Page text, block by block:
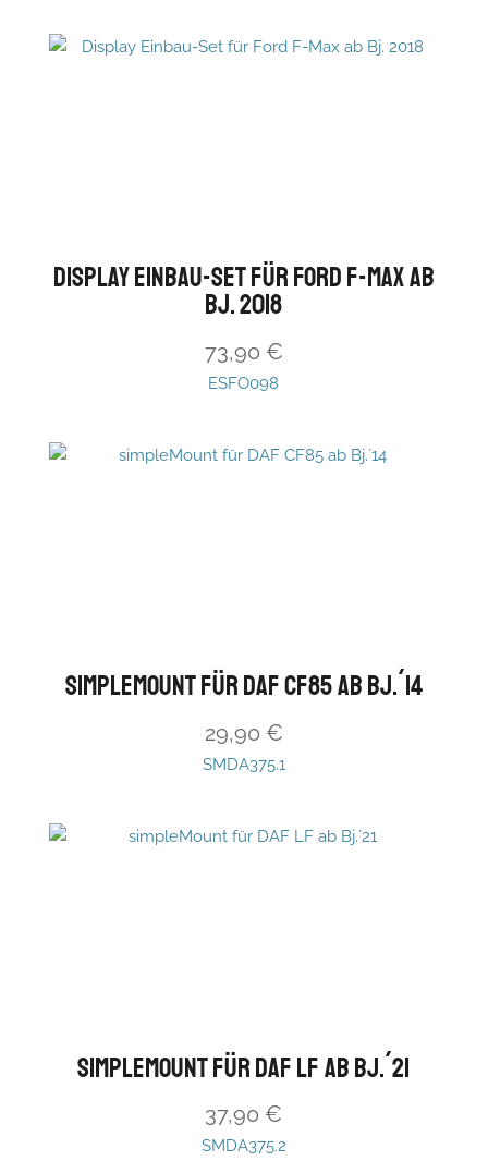
Display Einbau-Set für Ford F-Max ab
Bj. 2018
73,90 €
ESFO098
simpleMount für DAF CF85 ab Bj.´14
29,90 €
SMDA375.1
simpleMount für DAF LF ab Bj.´21
37,90 €
SMDA375.2